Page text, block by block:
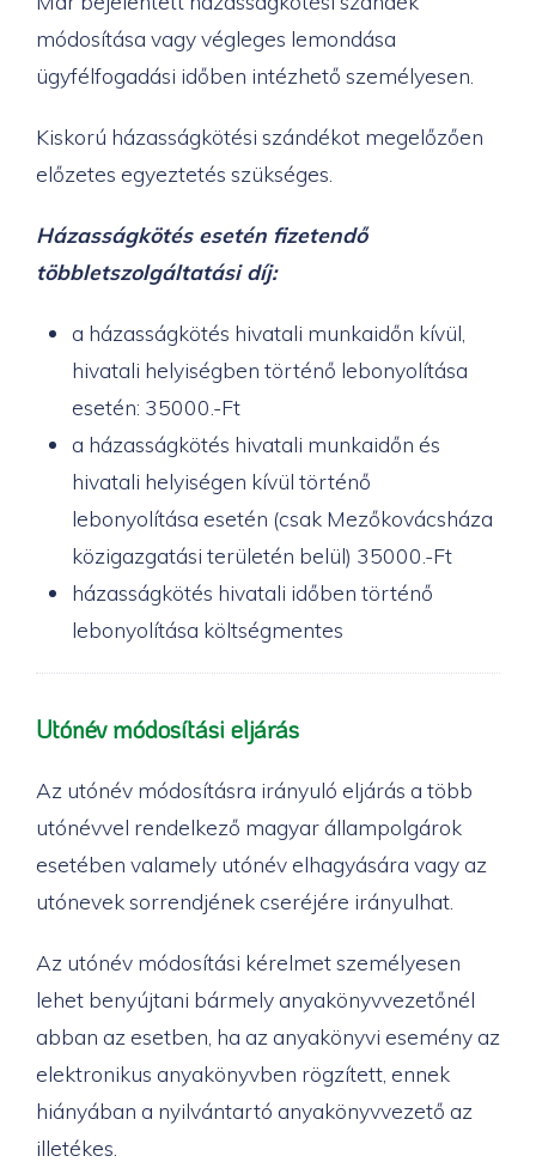
módosítása vagy végleges lemondása
ügyfélfogadási időben intézhető személyesen.
Kiskorú házasságkötési szándékot megelőzően
előzetes egyeztetés szükséges.
Házasságkötés esetén fizetendő
többletszolgáltatási díj:
a házasságkötés hivatali munkaidőn kívül,
hivatali helyiségben történő lebonyolítása
esetén: 35000.-Ft
a házasságkötés hivatali munkaidőn és
hivatali helyiségen kívül történő
lebonyolítása esetén (csak Mezőkovácsháza
közigazgatási területén belül) 35000.-Ft
házasságkötés hivatali időben történő
lebonyolítása költségmentes
Utónév módosítási eljárás
Az utónév módosításra irányuló eljárás a több
utónévvel rendelkező magyar állampolgárok
esetében valamely utónév elhagyására vagy az
utónevek sorrendjének cseréjére irányulhat.
Az utónév módosítási kérelmet személyesen
lehet benyújtani bármely anyakönyvvezetőnél
abban az esetben, ha az anyakönyvi esemény az
elektronikus anyakönyvben rögzített, ennek
hiányában a nyilvántartó anyakönyvvezető az
illetékes.